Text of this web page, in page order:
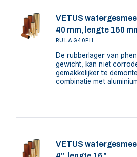
VETUS
40 mm, lengte 160
RULAG40PH
De rubberlager van
gewicht, kan niet
gemakkelijker te
combinatie met
VETUS